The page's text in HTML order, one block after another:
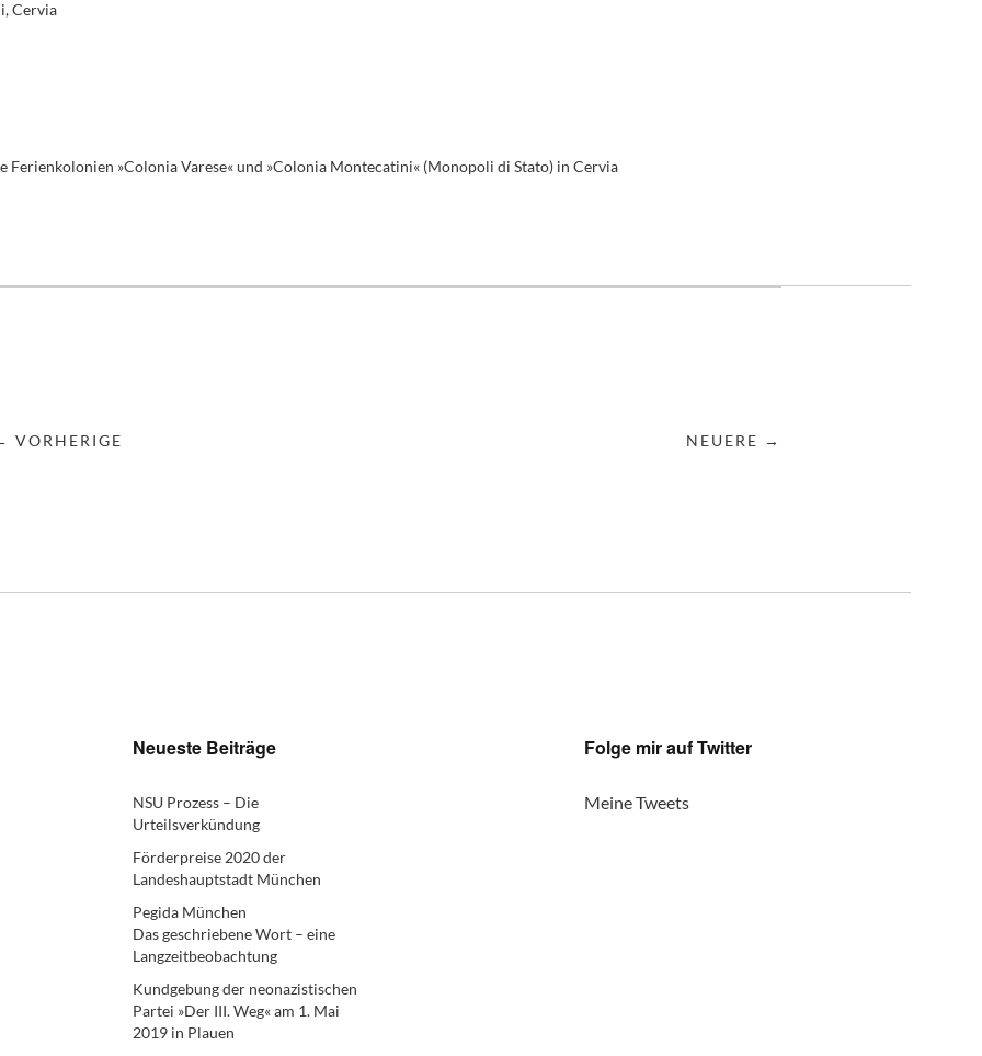
Cervia
Ferienkolonien »Colonia Varese« und »Colonia Montecatini« (Monopoli di Stato) in Cervia
VORHERIGE NEUERE →
Neueste Beiträge
NSU Prozess – Die
Urteilsverkündung
Förderpreise 2020 der
Landeshauptstadt München
Pegida München
Das geschriebene Wort – eine
Langzeitbeobachtung
Kundgebung der neonazistischen
Partei »Der III. Weg« am 1. Mai
2019 in Plauen
Folge mir auf Twitter
Meine Tweets